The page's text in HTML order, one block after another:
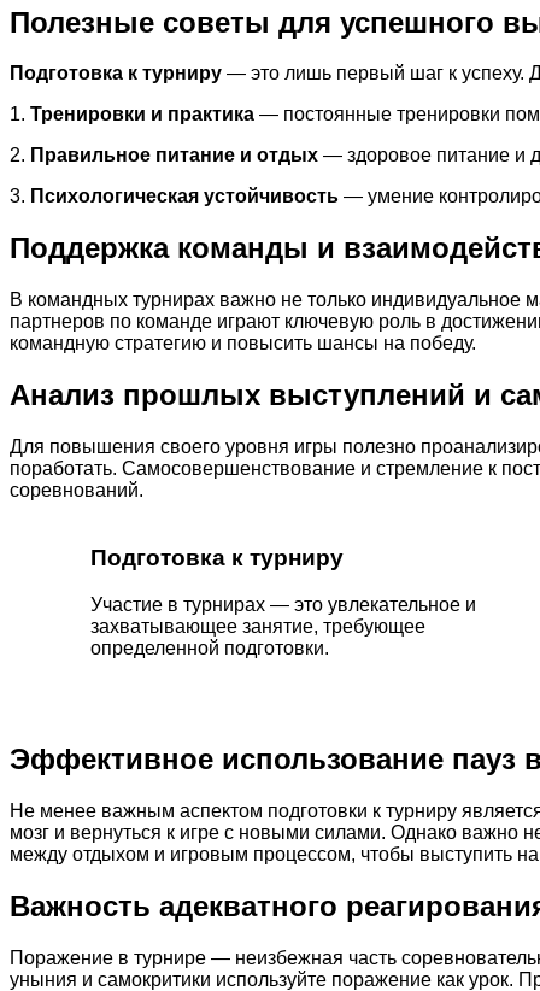
Полезные советы для успешного
Подготовка к турниру — это лишь первый шаг к успеху.
1. Тренировки и практика — постоянные тренировки
2. Правильное питание и отдых — здоровое питание и
3. Психологическая устойчивость — умение
Поддержка команды и
В командных турнирах важно не только индивидуальное
партнеров по команде играют ключевую роль в
командную стратегию и повысить шансы на победу.
Анализ прошлых выступлений и
Для повышения своего уровня игры полезно
поработать. Самосовершенствование и стремление к
соревнований.
Подготовка к турниру
Участие в турнирах — это увлекательное и
захватывающее занятие, требующее
определенной подготовки.
Эффективное использование пауз
Не менее важным аспектом подготовки к турниру
мозг и вернуться к игре с новыми силами. Однако важно
между отдыхом и игровым процессом, чтобы выступить
Важность адекватного
Поражение в турнире — неизбежная часть
уныния и самокритики используйте поражение как урок.